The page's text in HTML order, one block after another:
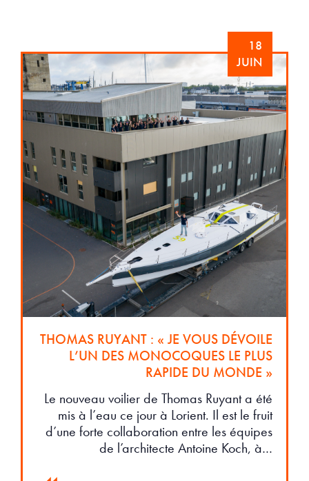
18
JUIN
THOMAS RUYANT : « JE VOUS DÉVOILE
L’UN DES MONOCOQUES LE PLUS
RAPIDE DU MONDE »
Le nouveau voilier de Thomas Ruyant a été
mis à l’eau ce jour à Lorient. Il est le fruit
d’une forte collaboration entre les équipes
de l’architecte Antoine Koch, à…